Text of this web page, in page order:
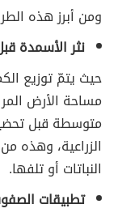
ومن أبرز هذه
نثر الأسمدة
حيث يتمّ توزيع
مساحة الأرض
متوسطة قبل
الزراعية، وهذه
النباتات أو تلفها.
تطبيقات